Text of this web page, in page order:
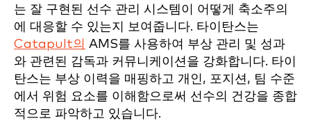
는 잘 구현된 선수 관리 시스템이 어떻게 축소주의
에 대응할 수 있는지 보여줍니다. 타이탄스는
Catapult의 AMS를 사용하여 부상 관리 및 성과
와 관련된 감독과 커뮤니케이션을 강화합니다. 타이
탄스는 부상 이력을 매핑하고 개인, 포지션, 팀 수준
에서 위험 요소를 이해함으로써 선수의 건강을 종합
적으로 파악하고 있습니다.